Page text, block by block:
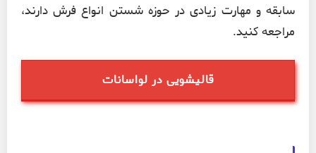
سابقه و مهارت زیادی در حوزه شستن انواع فرش دارند،
مراجعه کنید.
قالیشویی در لواسانات